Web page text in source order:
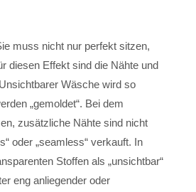
muss nicht nur perfekt sitzen,
diesen Effekt sind die Nähte und
Wäsche wird so
„gemoldet“. Bei dem
zusätzliche Nähte sind nicht
oder „seamless“ verkauft. In
Stoffen als „unsichtbar“
eng anliegender oder